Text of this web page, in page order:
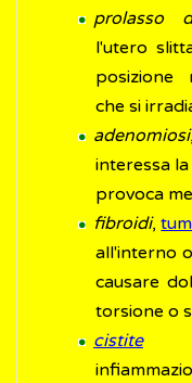
prolasso
l'utero
posizione
che si
adenomiosi
interessa
provoca
fibroidi,
all'interno
causare
torsione o
cistite